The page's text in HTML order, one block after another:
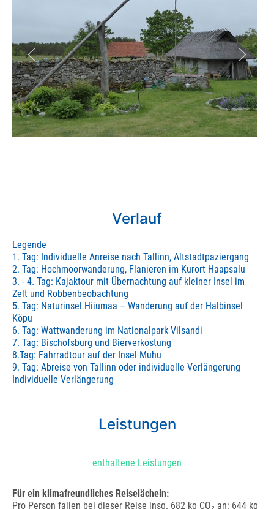
Verlauf
Legende
1. Tag: Individuelle Anreise nach Tallinn, Altstadtpaziergang
2. Tag: Hochmoorwanderung, Flanieren im Kurort Haapsalu
3. - 4. Tag: Kajaktour mit Übernachtung auf kleiner Insel im
Zelt und Robbenbeobachtung
5. Tag: Naturinsel Hiiumaa – Wanderung auf der Halbinsel
Köpu
6. Tag: Wattwanderung im Nationalpark Vilsandi
7. Tag: Bischofsburg und Bierverkostung
8.Tag: Fahrradtour auf der Insel Muhu
9. Tag: Abreise von Tallinn oder individuelle Verlängerung
Individuelle Verlängerung
Leistungen
enthaltene Leistungen
Für ein klimafreundliches Reiselächeln:
Pro Person fallen bei dieser Reise insg. 682 kg CO₂ an: 644 kg